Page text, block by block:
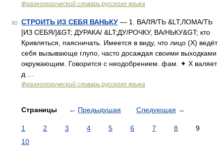
Фразеологический словарь русского языка
90 СТРОИТЬ ИЗ СЕБЯ ВАНЬКУ — 1. ВАЛЯ/ТЬ &LT;ЛОМА/ТЬ
[ИЗ СЕБЯ/]&GT; ДУРАКА/ &LT;ДУ/РОЧКУ, ВА/НЬКУ&GT; кто
Кривляться, паясничать. Имеется в виду, что лицо (Х) ведёт
себя вызывающе глупо, часто досаждая своими выходками
окружающим. Говорится с неодобрением. фам. ✦ Х валяет
д …
Фразеологический словарь русского языка
Страницы ← Предыдущая Следующая →
1 2 3 4 5 6 7 8
9
10